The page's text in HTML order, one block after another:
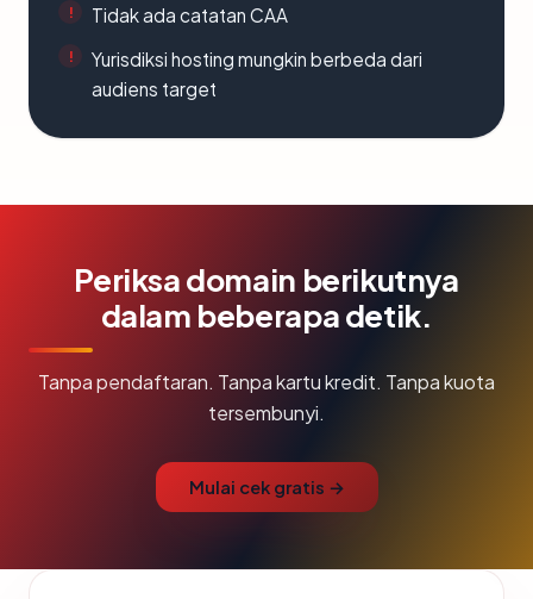
Tidak ada catatan CAA
Yurisdiksi hosting mungkin berbeda dari
audiens target
Periksa domain berikutnya
dalam beberapa detik.
Tanpa pendaftaran. Tanpa kartu kredit. Tanpa kuota
tersembunyi.
Mulai cek gratis →